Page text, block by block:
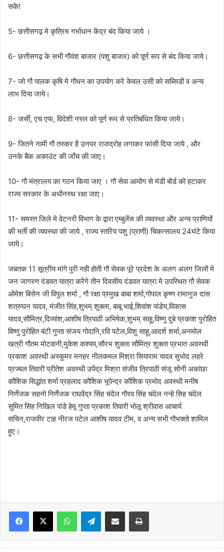
सके!
5- छत्तीसगढ़ मे कृत्रिम गर्भाधान केंद्र बंद किया जाये ।
6- छत्तीसगढ़ के सभी गौवंश बाजार (पशु बाजार) को पूर्ण रूप से बंद किया जाये।
7- जो गौ पालक कृषि मे गौधन का उपयोग करे केवल उसी को सब्सिडी व अन्य
लाभ दिया जाये।
8- जर्सी, एच एफ, विदेशी नस्ल को पूर्ण रूप से प्रतिबंधित किया जाये।
9- जितने नामी गौ तस्कर है उनपर राजद्रोह लगाकर फांसी दिया जाये , और
उनके बैक अकाउंट की जाँच की जाए।
10- गौ मंत्रालय का गठन किया जाए । गौ सेवा आयोग से मंडी बोर्ड को हटाकर
राज्य सरकार के अधीनस्थ रक्षा जाए।
11- समस्त जिले मे वेटनरी विभाग के द्वारा एम्बुलेंस की व्यवस्था और अन्य प्राणियों
की भर्ती की व्यवस्था की जाये , राज्य स्तरिय पशु (प्राणी) चिकत्सालय 24घंटे किया
जाये।
जबतक 11 सूत्रीय मांगे पुरी नही होती गौ सेवक पूरे प्रदेश के अलग अलग जिलों मे
जन जागरण दंडवत यात्रा करेंगे तीन दिवसीय दंडवत यात्रा मे उपस्थित गौ सेवक
ओमेश बिसेन जी विपुल शर्मा , गौ रक्षा प्रमुख बाबा शर्मा,गोपाल कृष्ण रामानुज दास
शत्रुघन यादव, मंजीत सिंह,शुभम् शुक्ला, बाबू भाई,शिवांश पांडेय,विकास
यादव,सौमित्र,दिव्यांश,आशीष त्रिपाठी अभिषेक,शुभम् साहू,विष्णु दुबे प्रकाश पुरोहित
विष्णु पुरोहित बंटी गुप्ता संजय गोदानि,रवि पटेल,विशु साहू,आदर्श शर्मा,अनमोल
खत्री गौतम मोटवानी,मुकेश कश्यप,सौरभ शुक्ला सौमित्र शुक्ला प्रभात अवस्थी
प्रकाश अवस्थी अस्कुमर मनहर नीलकमल मिश्रा सियाराम यादव सुभोद लहरे
प्रज्वल तिवारी प्रीतेश अवस्थी उपेंद्र मिश्रा संजीव त्रिपाठी संजू सोनी अकांछा
कौशिक सिद्धांत शर्मा प्रहलाद कौशिक भूपेन्द्र कौशिक प्रमोद अवस्थी मनीष
निर्णेजक सहनो निर्णेजक राघवेंद्र सिंह चंदेल गौरव सिंह चंदेल नन्हे सिह चंदेल
सुमित सिंह निखिल पांडे हेमू गुप्ता प्रकाश तिवारी भोलू श्रीवास आचार्य
सचिन,राजवीर टाह नीरज पटेल आशीष यादव टीम, व अन्य सभी गौभक्तो शामिल
हुए।
Telegram